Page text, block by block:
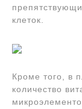
клеток.
Кроме того, в
количество